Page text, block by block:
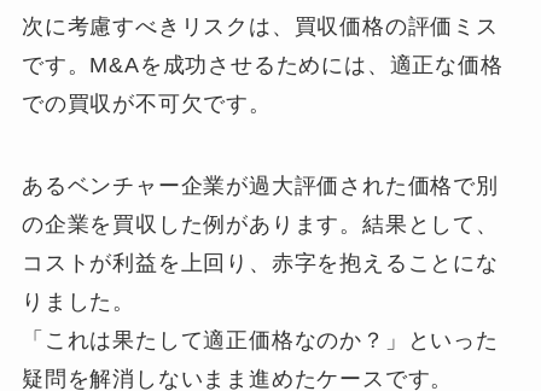
次に考慮すべきリスクは、買収価格の評価ミス
です。M&Aを成功させるためには、適正な価格
での買収が不可欠です。
あるベンチャー企業が過大評価された価格で別
の企業を買収した例があります。結果として、
コストが利益を上回り、赤字を抱えることにな
りました。
「これは果たして適正価格なのか？」といった
疑問を解消しないまま進めたケースです。